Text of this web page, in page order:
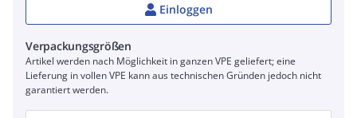
Einloggen
Verpackungsgrößen
Artikel werden nach Möglichkeit in ganzen VPE geliefert; eine
Lieferung in vollen VPE kann aus technischen Gründen jedoch nicht
garantiert werden.